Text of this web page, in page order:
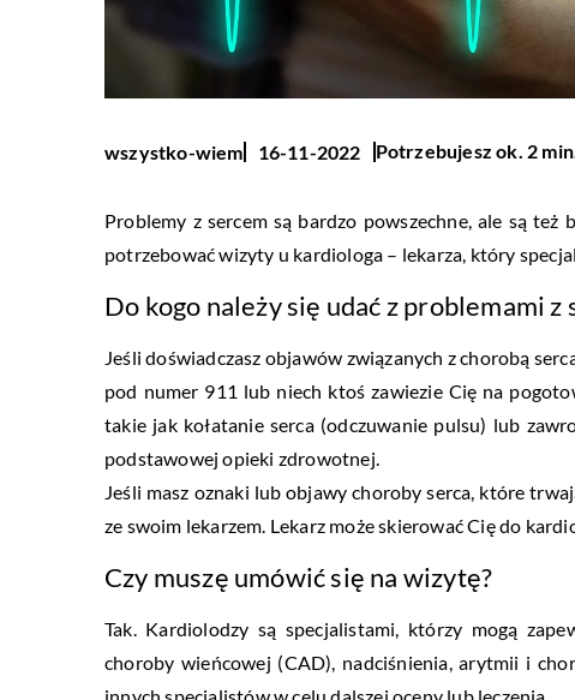
wszystko-wiem 16-11-2022 Potrzebujesz ok. 2
Problemy z sercem są bardzo powszechne, ale są
potrzebować wizyty u kardiologa – lekarza, który
Do kogo należy się udać z problemami z
Jeśli doświadczasz objawów związanych z chorobą
pod numer 911 lub niech ktoś zawiezie Cię na
takie jak kołatanie serca (odczuwanie pulsu) lub
podstawowej opieki zdrowotnej.
Jeśli masz oznaki lub objawy choroby serca, które
ze swoim lekarzem. Lekarz może skierować Cię do
Czy muszę umówić się na wizytę?
Tak. Kardiolodzy są specjalistami, którzy mogą
choroby wieńcowej (CAD), nadciśnienia, arytmii i